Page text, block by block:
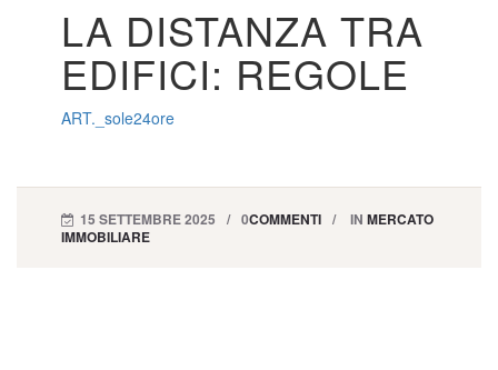
LA DISTANZA TRA
EDIFICI: REGOLE
ART._sole24ore
15 SETTEMBRE 2025 0COMMENTI IN MERCATO
IMMOBILIARE